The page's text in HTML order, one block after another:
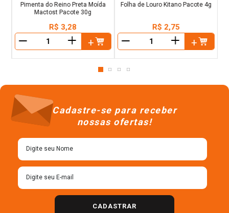
Pimenta do Reino Preta Moída
Mactost Pacote 30g
R$ 3,28
＋
Folha de Louro Kitano Pacote 4g
R$ 2,75
＋
Cadastre-se para receber
nossas ofertas!
CADASTRAR